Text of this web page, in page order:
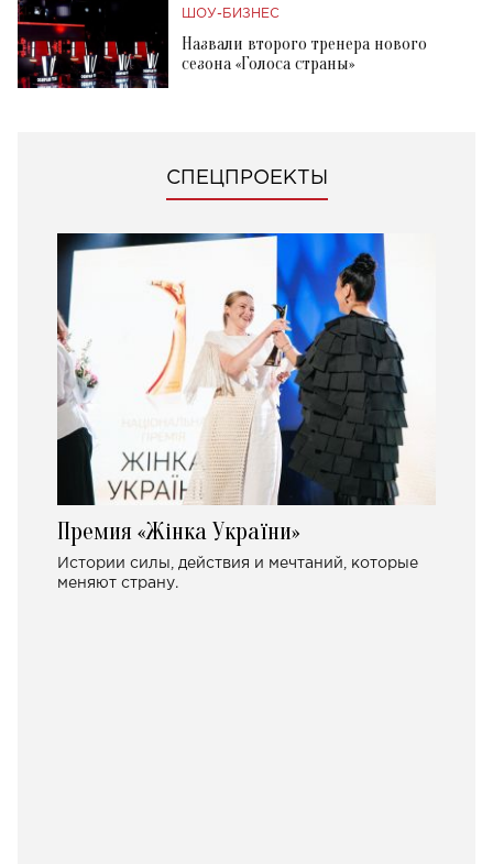
ШОУ-БИЗНЕС
Назвали второго тренера нового
сезона «Голоса страны»
СПЕЦПРОЕКТЫ
Премия «Жінка України»
Истории силы, действия и мечтаний, которые
меняют страну.